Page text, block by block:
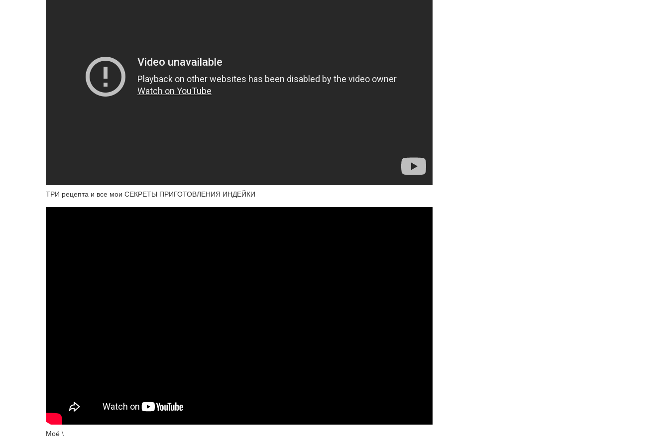
ТРИ рецепта и все мои СЕКРЕТЫ ПРИГОТОВЛЕНИЯ ИНДЕЙКИ
Моё \